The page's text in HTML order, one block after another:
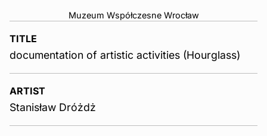
Muzeum Współczesne Wrocław
TITLE
documentation of artistic activities (Hourglass)
ARTIST
Stanisław Dróżdż